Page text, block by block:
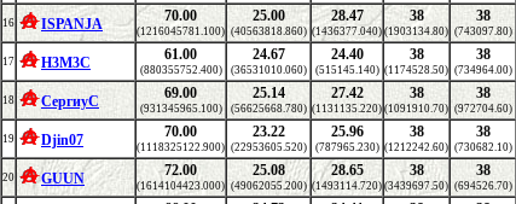
16 ISPANJA 70.00
(1216045781.100)
25.00
(40563818.860)
28.47
(1436377.040)
38
(1903134.80)
38
(743097.80)
17 H3M3C 61.00
(880355752.400)
24.67
(36531010.060)
24.40
(515145.140)
38
(1174528.50)
38
(734964.00)
18 СергиуС 69.00
(931345965.100)
25.14
(56625668.780)
27.42
(1131135.220)
38
(1091910.70)
38
(972704.60)
19 Djin07 70.00
(1118325122.900)
23.22
(22953605.520)
25.96
(787965.230)
38
(1212242.60)
38
(730682.10)
20 GUUN 72.00
(1614104423.000)
25.08
(49062055.200)
28.65
(1493114.720)
38
(3439697.50)
38
(694526.70)